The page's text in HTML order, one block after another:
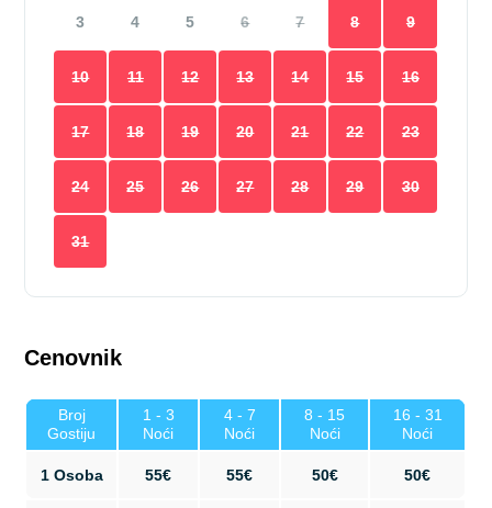
3 4 5 6 7 8 9
10 11 12 13 14 15 16
17 18 19 20 21 22 23
24 25 26 27 28 29 30
31
Cenovnik
Broj
Gostiju
1 - 3
Noći
4 - 7
Noći
8 - 15
Noći
16 - 31
Noći
1 Osoba 55€ 55€ 50€ 50€